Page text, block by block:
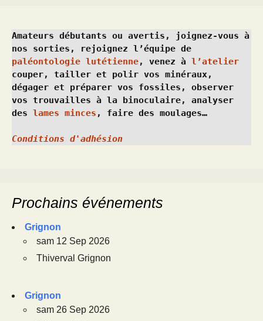
Amateurs débutants ou avertis, joignez-vous à
paléontologie lutétienne, venez à l’atelier
couper, tailler et polir vos minéraux,
dégager et préparer vos fossiles, observer
vos trouvailles à la binoculaire, analyser
des lames minces , faire des moulages…
Conditions d'adhésion
Prochains événements
Grignon
sam 12 Sep 2026
Thiverval Grignon
Grignon
sam 26 Sep 2026